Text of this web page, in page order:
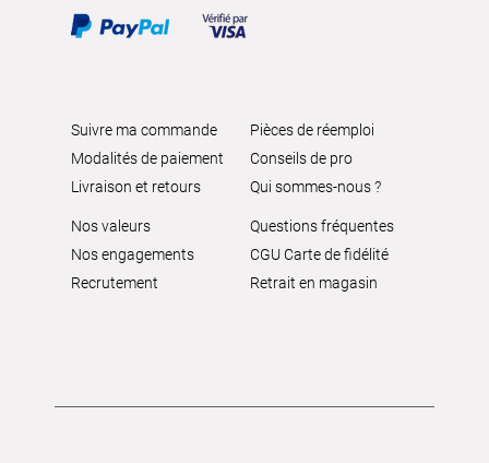
Suivre ma commande
Modalités de paiement
Livraison et retours
Pièces de réemploi
Conseils de pro
Qui sommes-nous ?
Nos valeurs
Nos engagements
Recrutement
Questions fréquentes
CGU Carte de fidélité
Retrait en magasin